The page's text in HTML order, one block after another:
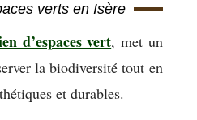
verts en Isère
d’espaces vert, met un
la biodiversité tout en
et durables.